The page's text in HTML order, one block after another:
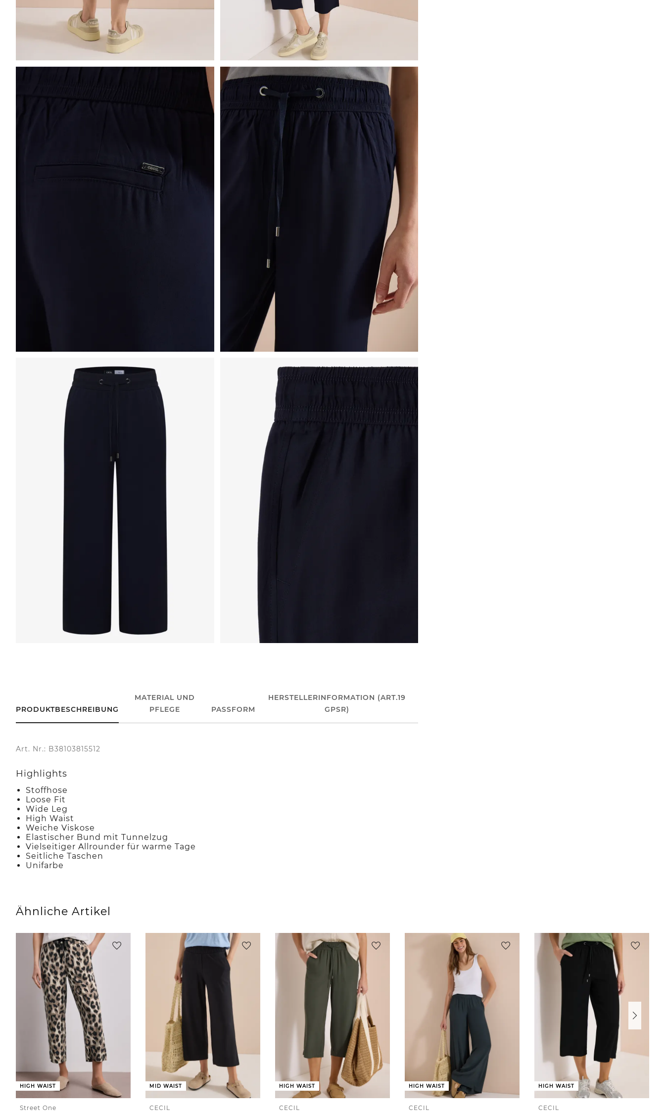
PRODUKTBESCHREIBUNG
MATERIAL UND
PFLEGE
PASSFORM
HERSTELLERINFORMATION (ART.19
GPSR)
Art. Nr.: B38103815512
Highlights
Stoffhose
Loose Fit
Wide Leg
High Waist
Weiche Viskose
Elastischer Bund mit Tunnelzug
Vielseitiger Allrounder für warme Tage
Seitliche Taschen
Unifarbe
Ähnliche Artikel
HIGH WAIST
Street One
MID WAIST
CECIL
HIGH WAIST
CECIL
HIGH WAIST
CECIL
HIGH WAIST
CECIL